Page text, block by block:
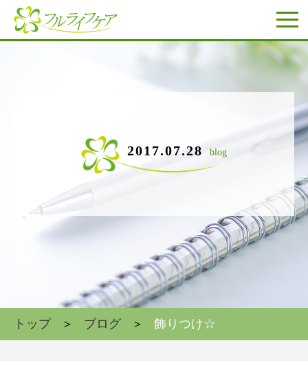
2017.07.28 blog
トップ ブログ 飾りつけ☆